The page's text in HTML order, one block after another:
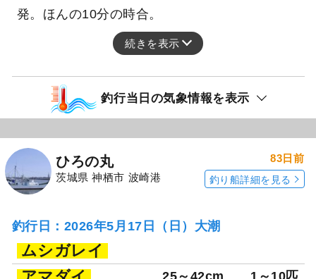
発。ほんの10分の時合。
続きを表示
釣行当日の気象情報を表示
ひろの丸
茨城県 神栖市 波崎港
83日前
釣り船詳細を見る
釣行日：2026年5月17日（日）大潮
ムシガレイ
25～42cm 1～10匹